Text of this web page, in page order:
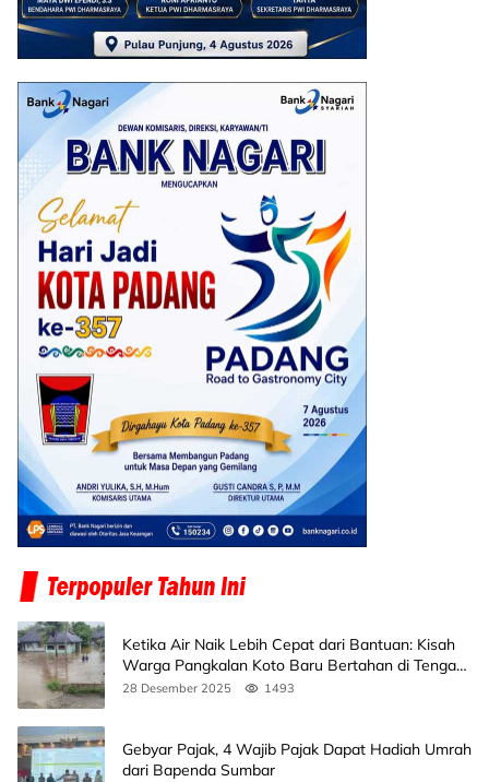
Ketika Air Naik Lebih Cepat dari Bantuan: Kisah
Warga Pangkalan Koto Baru Bertahan di Tengah
Banjir
28 Desember 2025 1493
Gebyar Pajak, 4 Wajib Pajak Dapat Hadiah Umrah
dari Bapenda Sumbar